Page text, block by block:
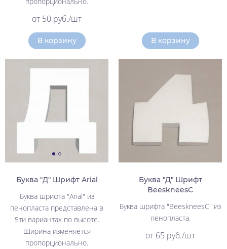
от 50 руб./шт
В корзину В корзину
Буква "Д" Шрифт Arial
Буква шрифта "Arial" из
пенопласта представлена в
5ти вариантах по высоте.
Ширина изменяется
пропорционально.
Буква "Д" Шрифт
BeeskneesC
Буква шрифта "BeeskneesC" из
пенопласта.
от 65 руб./шт